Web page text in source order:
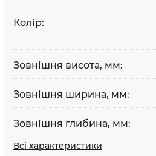
Колір:
Зовнішня висота, мм:
Зовнішня ширина, мм:
Зовнішня глибина, мм:
Всі характеристики